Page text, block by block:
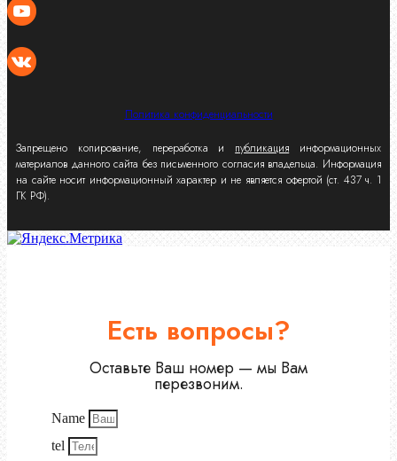
Политика конфиденциальности
Запрещено копирование, переработка и публикация информационных
материалов данного сайта без письменного согласия владельца. Информация
на сайте носит информационный характер и не является офертой (ст. 437 ч. 1
ГК РФ).
Есть вопросы?
Оставьте Ваш номер — мы Вам
перезвоним.
Name
tel